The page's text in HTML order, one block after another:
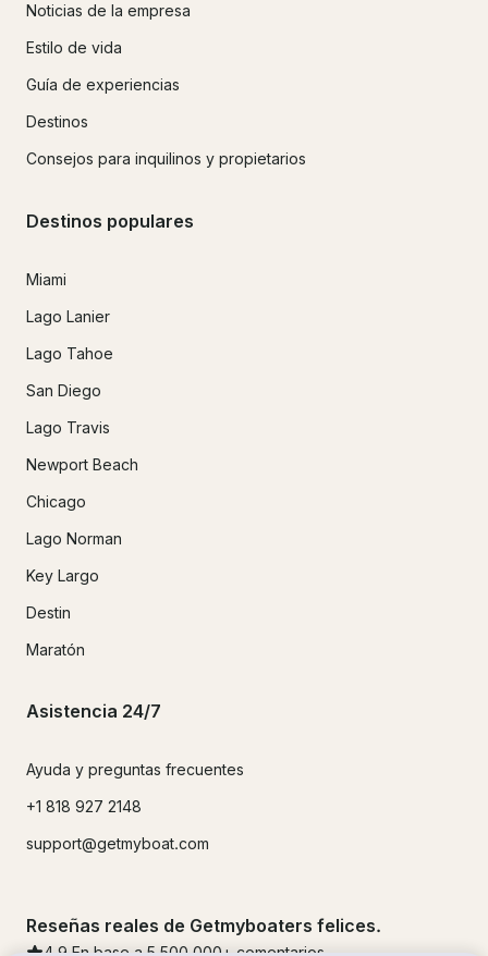
Noticias de la empresa
Estilo de vida
Guía de experiencias
Destinos
Consejos para inquilinos y propietarios
Destinos populares
Miami
Lago Lanier
Lago Tahoe
San Diego
Lago Travis
Newport Beach
Chicago
Lago Norman
Key Largo
Destin
Maratón
Asistencia 24/7
Ayuda y preguntas frecuentes
+1 818 927 2148
support@getmyboat.com
Reseñas reales de Getmyboaters felices.